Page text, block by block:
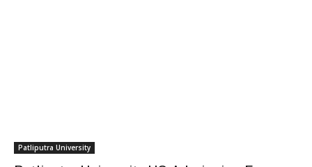
Patliputra University